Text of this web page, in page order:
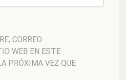
CORREO
WEB EN ESTE
PRÓXIMA VEZ QUE